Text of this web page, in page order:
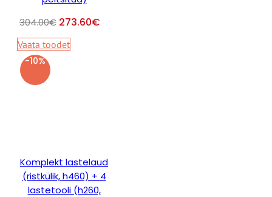
304.00€ 273.60€
Vaata toodet
-10%
Komplekt lastelaud
(ristkülik, h460) + 4
lastetooli (h260,